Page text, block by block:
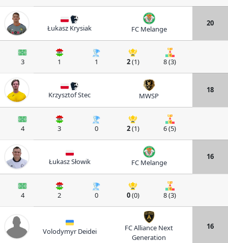
Łukasz Krysiak FC Melange
20
3 1 1 2(1) 8 (3)
Krzysztof Stec MWSP
18
4 3 0 2(1) 6 (5)
Łukasz Słowik FC Melange
16
4 2 0 0(0) 8 (3)
Volodymyr Deidei
FC Alliance Next
Generation
16